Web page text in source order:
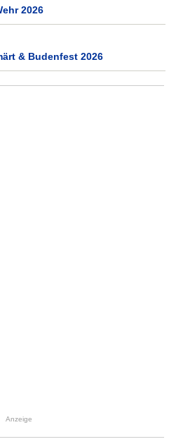
2026
& Budenfest 2026
Anzeige